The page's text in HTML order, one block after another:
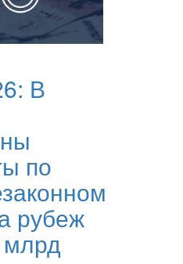
В
по
рубеж